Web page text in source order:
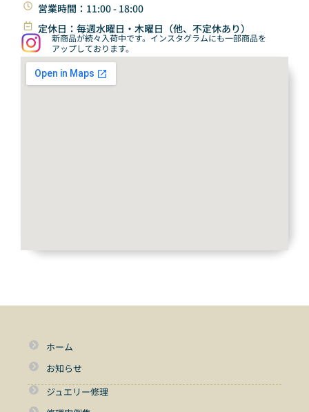
営業時間：11:00 - 18:00
定休日：毎週水曜日・木曜日（他、不定休あり）
新商品が続々入荷中です。インスタグラムにも一部商品を
アップしております。
ホーム
お知らせ
ジュエリー修理